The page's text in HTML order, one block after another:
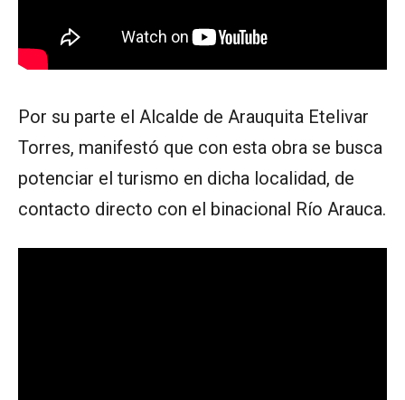
Por su parte el Alcalde de Arauquita Etelivar
Torres, manifestó que con esta obra se busca
potenciar el turismo en dicha localidad, de
contacto directo con el binacional Río Arauca.